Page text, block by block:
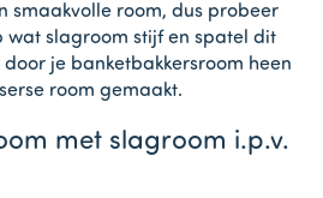
smaakvolle room, dus probeer
wat slagroom stijf en spatel dit
je banketbakkersroom heen
room gemaakt.
met slagroom i.p.v.